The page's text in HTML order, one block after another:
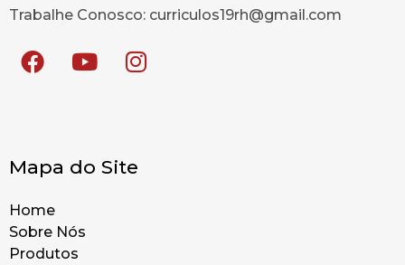
Trabalhe Conosco: curriculos19rh@gmail.com
Mapa do Site
Home
Sobre Nós
Produtos